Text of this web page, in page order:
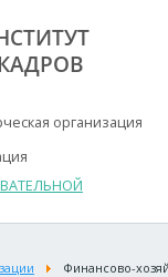
организация
Финансово-